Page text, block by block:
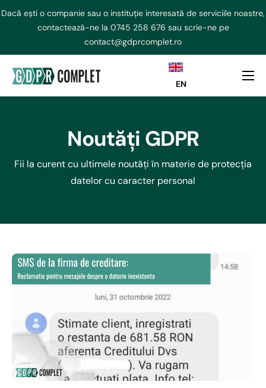
Dacă ești o companie sau o instituție interesată de serviciile noastre,
contactează-ne la 0745 258 676 sau scrie-ne pe
contact@gdprcomplet.ro
DPO externalizat
Consultanta GDPR
AI ACT
Echipa
EN
Noutăți GDPR
Fii la curent cu ultimele noutăți în materie de protecția
datelor cu caracter personal